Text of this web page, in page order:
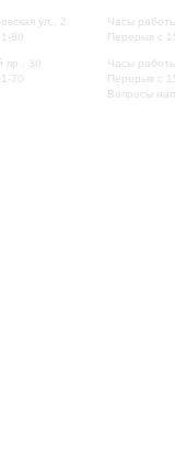
ул., 2
80
пр., 30
70
Часы
Перерыв с
Часы
Перерыв с
Вопросы